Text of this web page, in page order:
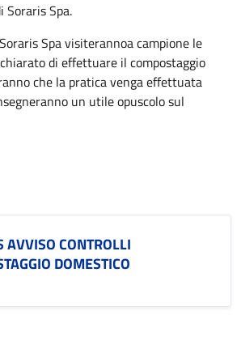
Soraris Spa.
Spa visiterannoa campione le
di effettuare il compostaggio
che la pratica venga effettuata
un utile opuscolo sul
AVVISO CONTROLLI
DOMESTICO